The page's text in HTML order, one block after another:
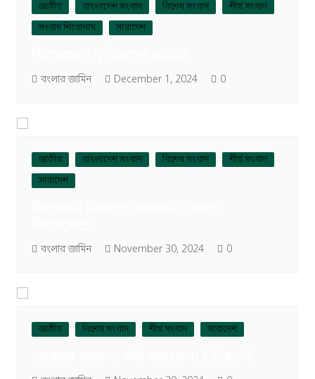
জাতীয় বাংলাদেশ সংবাদ বিশেষ সংবাদ
শীর্ষ সংবাদ
সংবাদ শিরোনাম
সারাদেশ
বংলার জামিন December 1, 2024 0
জাতীয় বাংলাদেশ সংবাদ বিশেষ সংবাদ
শীর্ষ সংবাদ
সারাদেশ
বংলার জামিন November 30, 2024 0
জাতীয় বিশেষ সংবাদ শীর্ষ সংবাদ সারাদেশ